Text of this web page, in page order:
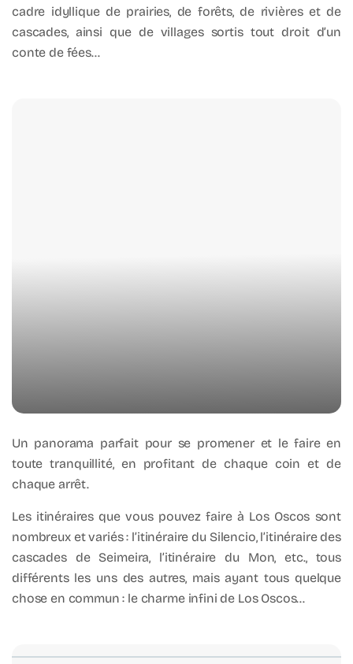
cadre idyllique de prairies, de forêts, de rivières et de
cascades, ainsi que de villages sortis tout droit d’un
conte de fées…
Un panorama parfait pour se promener et le faire en
toute tranquillité, en profitant de chaque coin et de
chaque arrêt.
Les itinéraires que vous pouvez faire à Los Oscos sont
nombreux et variés : l’itinéraire du Silencio, l’itinéraire des
cascades de Seimeira, l’itinéraire du Mon, etc., tous
différents les uns des autres, mais ayant tous quelque
chose en commun : le charme infini de Los Oscos…